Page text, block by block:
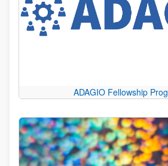
ADAGIO Fellowship